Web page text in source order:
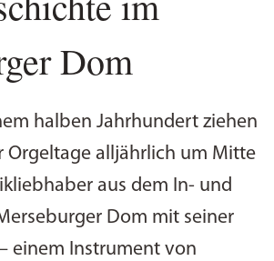
Dom
halben Jahrhundert ziehen
Orgeltage alljährlich um Mitte
aus dem In- und
Dom mit seiner
einem Instrument von